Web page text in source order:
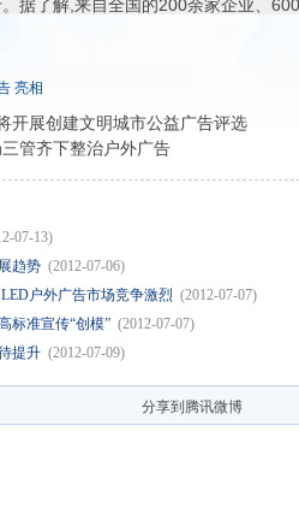
据了解,来自全国的200余家企业、
亮相
开展创建文明城市公益广告评选
管齐下整治户外广告
07-13)
趋势 (2012-07-06)
户外广告市场竞争激烈 (2012-07-07)
标准宣传“创模” (2012-07-07)
提升 (2012-07-09)